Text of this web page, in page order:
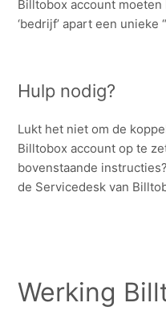
Billtobox account
‘bedrijf’ apart een unieke
Hulp nodig?
Lukt het niet om de
Billtobox account op te
bovenstaande
de Servicedesk van
Werking